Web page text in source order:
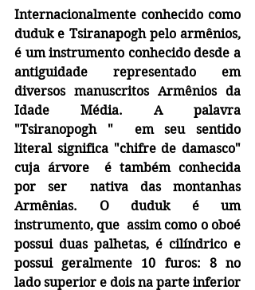
Internacionalmente conhecido como
duduk e Tsiranapogh pelo armênios,
é um instrumento conhecido desde a
antiguidade representado em
diversos manuscritos Armênios da
Idade Média. A palavra
"Tsiranopogh "  em seu sentido
literal significa "chifre de damasco"
cuja árvore  é também conhecida
por ser  nativa das montanhas
Armênias. O duduk é um
instrumento, que  assim como o oboé
possui duas palhetas, é cilíndrico e
possui geralmente 10 furos: 8 no
lado superior e dois na parte inferior